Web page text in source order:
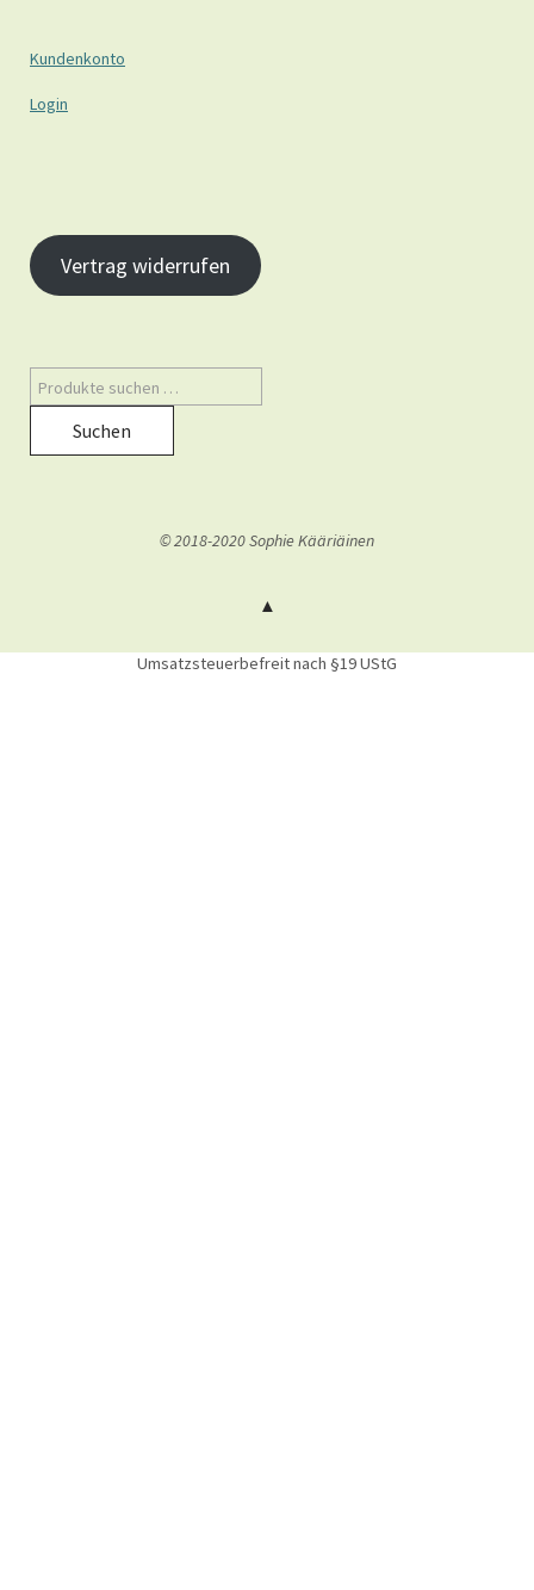
Kundenkonto
Login
Vertrag widerrufen
Suchen
© 2018-2020 Sophie Kääriäinen
Umsatzsteuerbefreit nach §19 UStG